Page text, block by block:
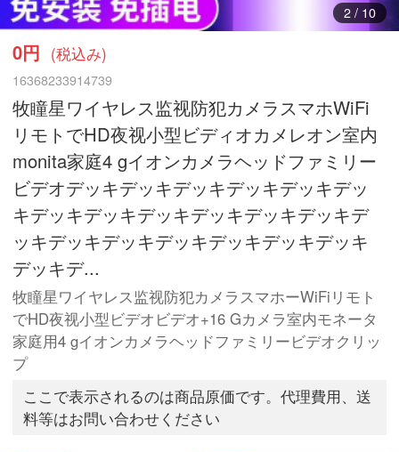
2/ 10
0円 (税込み)
16368233914739
牧瞳星ワイヤレス监视防犯カメラスマホWiFi
リモトでHD夜视小型ビディオカメレオン室内
monita家庭4 gイオンカメラヘッドファミリー
ビデオデッキデッキデッキデッキデッキデッ
キデッキデッキデッキデッキデッキデッキデ
ッキデッキデッキデッキデッキデッキデッキ
デッキデ...
牧瞳星ワイヤレス监视防犯カメラスマホーWiFiリモト
でHD夜视小型ビデオビデオ+16 Gカメラ室内モネータ
家庭用4 gイオンカメラヘッドファミリービデオクリッ
プ
ここで表示されるのは商品原価です。代理費用、送
料等はお問い合わせください